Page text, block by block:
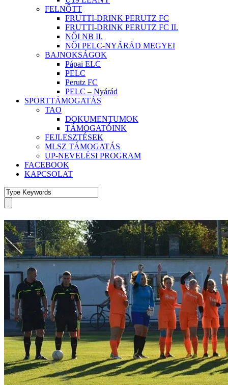
FELNŐTT
FRUTTI-DRINK PERUTZ FC
FRUTTI-DRINK PERUTZ FC II.
NŐI NB II.
NŐI PELC-NYÁRÁD MEGYEI
BAJNOKSÁGOK
Pápai ELC
PELC
Perutz FC
PELC – Nyárád
SPORTTÁMOGATÁS
TAO
DOKUMENTUMOK
TÁMOGATÓINK
FEJLESZTÉSEK
MLSZ TÁMOGATÁS
UP-NEVELÉSI PROGRAM
FACEBOOK
KAPCSOLAT